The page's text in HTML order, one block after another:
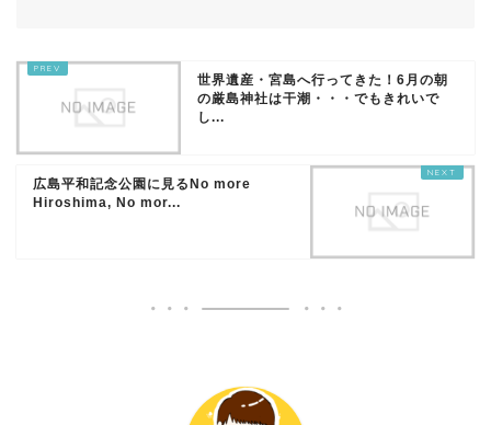
世界遺産・宮島へ行ってきた！6月の朝
の厳島神社は干潮・・・でもきれいで
し...
広島平和記念公園に見るNo more
Hiroshima, No mor...